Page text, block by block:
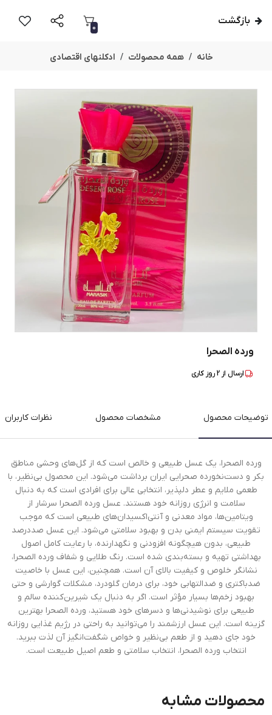
بازگشت
0
خانه همه محصولات ادکلنهای اقتصادی
ورده الصحرا
ارسال از 2روز کاری
توضیحات محصول مشخصات محصول نظرات کاربران
ورده الصحرا، یک عسل طبیعی و خالص است که از گل‌های وحشی مناطق
بکر و دست‌نخورده صحرایی ایران برداشت می‌شود. این محصول بی‌نظیر، با
طعمی ملایم و عطر دلپذیر، انتخابی عالی برای افرادی است که به دنبال
سلامت و انرژی روزانه خود هستند. عسل ورده الصحرا سرشار از
ویتامین‌ها، مواد معدنی و آنتی‌اکسیدان‌های طبیعی است که موجب
تقویت سیستم ایمنی بدن و بهبود سلامتی می‌شود. این عسل صددرصد
طبیعی، بدون هیچگونه افزودنی و نگهدارنده، با رعایت کامل اصول
بهداشتی تهیه و بسته‌بندی شده است. رنگ طلایی و شفاف ورده الصحرا،
نشانگر خلوص و کیفیت بالای آن است. همچنین، این عسل با خاصیت
ضدباکتری و ضدالتهابی خود، برای درمان گلودرد، مشکلات گوارشی و حتی
بهبود زخم‌ها بسیار مؤثر است. اگر به دنبال یک شیرین‌کننده سالم و
طبیعی برای نوشیدنی‌ها و دسرهای خود هستید، ورده الصحرا بهترین
گزینه است. این عسل ارزشمند را می‌توانید به راحتی در رژیم غذایی روزانه
خود جای دهید و از طعم بی‌نظیر و خواص شگفت‌انگیز آن لذت ببرید.
انتخاب ورده الصحرا، انتخاب سلامتی و طعم اصیل طبیعت است.
محصولات مشابه